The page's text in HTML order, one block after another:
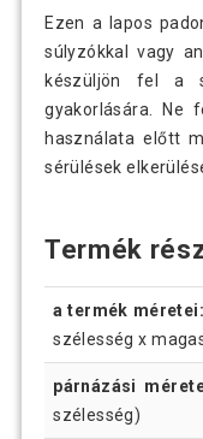
Ezen a lapos
súlyzókkal vagy
készüljön fel a
gyakorlására. Ne
használata előtt
sérülések
Termék
a termék méretei:
szélesség x
párnázási
szélesség)